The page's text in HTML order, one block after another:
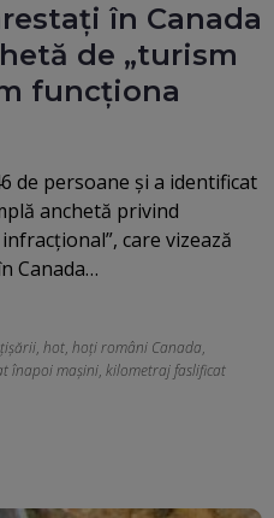
în Canada
de „turism
funcționa
de persoane și a identificat
anchetă privind
care vizează
Canada…
, hot, hoți români Canada,
înapoi mașini, kilometraj faslificat